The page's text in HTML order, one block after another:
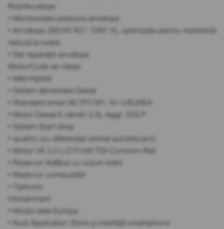
Roți/Anvelope
• Monitorizare presiune anvelope
• Anvelope 285/40 R21 109Y XL optimizate pentru rezistență
redusă la rulare
• Set reparație anvelope
Motor/Cutie de viteze
• Mild-Hybrid
• Sistem alimentare Diesel
• Standard emisii WLTP3 M1, N1-I//EU6EA
• Motor Diesel 6 cilindri 3,0L Aggr. 059.P
• Sistem Start-Stop
• quattro (cu diferențial central autoblocant)
• Motor V6 3,0 L/210 kW TDI Common-Rail
• Rezervor AdBlue cu volum mărit
• Rezervor combustibil
• Tiptronic
Infotainment
• Modul date Europa
• Audi Application Store și interfață smartphone